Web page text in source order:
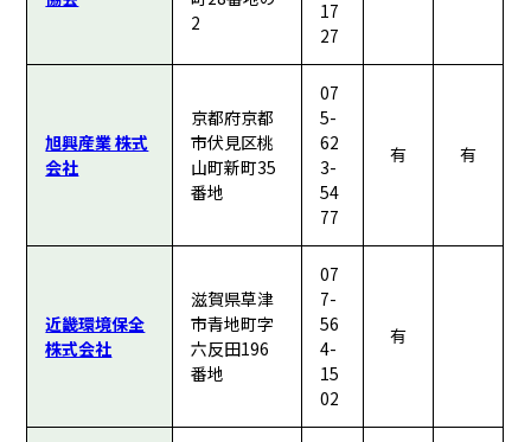
2
17
27
旭興産業 株式
会社
京都府京都
市伏見区桃
山町新町35
番地
07
5-
62
3-
54
77
有 有
近畿環境保全
株式会社
滋賀県草津
市青地町字
六反田196
番地
07
7-
56
4-
15
02
有